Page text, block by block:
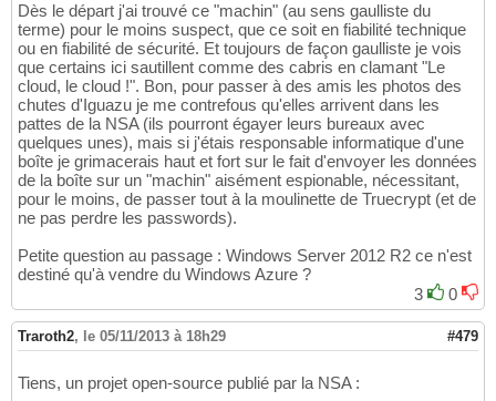
Dès le départ j'ai trouvé ce "machin" (au sens gaulliste du
terme) pour le moins suspect, que ce soit en fiabilité technique
ou en fiabilité de sécurité. Et toujours de façon gaulliste je vois
que certains ici sautillent comme des cabris en clamant "Le
cloud, le cloud !". Bon, pour passer à des amis les photos des
chutes d'Iguazu je me contrefous qu'elles arrivent dans les
pattes de la NSA (ils pourront égayer leurs bureaux avec
quelques unes), mais si j'étais responsable informatique d'une
boîte je grimacerais haut et fort sur le fait d'envoyer les données
de la boîte sur un "machin" aisément espionable, nécessitant,
pour le moins, de passer tout à la moulinette de Truecrypt (et de
ne pas perdre les passwords).
Petite question au passage : Windows Server 2012 R2 ce n'est
destiné qu'à vendre du Windows Azure ?
3
0
Traroth2, le 05/11/2013 à 18h29 #479
Tiens, un projet open-source publié par la NSA :